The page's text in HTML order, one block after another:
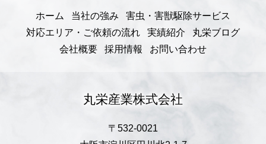
ホーム 当社の強み
害虫・害獣駆除サービス
対応エリア・ご依頼の流れ
実績紹介
丸栄ブログ
会社概要
採用情報 お問い合わせ
丸栄産業株式会社
〒532-0021